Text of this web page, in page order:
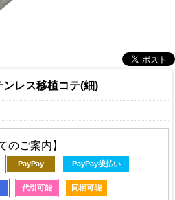
レス移植コテ(細)
のご案内】
PayPay PayPay後払い
代引可能 同梱可能